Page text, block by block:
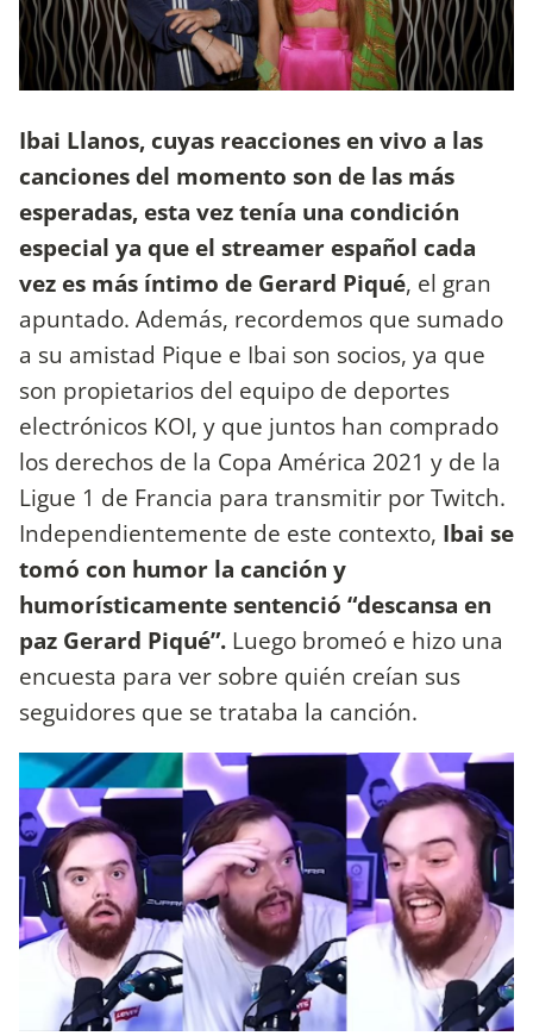
Ibai Llanos, cuyas reacciones en vivo a las
canciones del momento son de las más
esperadas, esta vez tenía una condición
especial ya que el streamer español cada
vez es más íntimo de Gerard Piqué, el gran
apuntado. Además, recordemos que sumado
a su amistad Pique e Ibai son socios, ya que
son propietarios del equipo de deportes
electrónicos KOI, y que juntos han comprado
los derechos de la Copa América 2021 y de la
Ligue 1 de Francia para transmitir por Twitch.
Independientemente de este contexto, Ibai se
tomó con humor la canción y
humorísticamente sentenció “descansa en
paz Gerard Piqué”. Luego bromeó e hizo una
encuesta para ver sobre quién creían sus
seguidores que se trataba la canción.